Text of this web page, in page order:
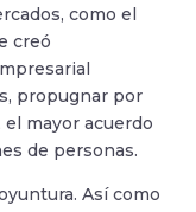
como el
creó
propugnar por
mayor acuerdo
de personas.
Así como